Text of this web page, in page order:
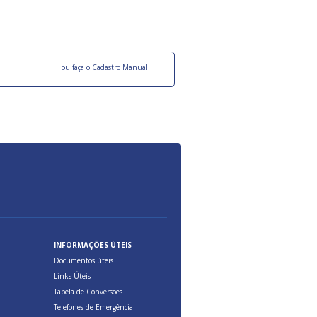
ou faça o Cadastro Manual
INFORMAÇÕES ÚTEIS
Documentos úteis
Links Úteis
Tabela de Conversões
Telefones de Emergência